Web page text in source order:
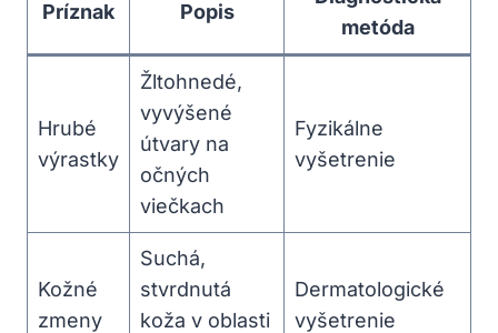
Príznak Popis
metóda
Hrubé
výrastky
Žltohnedé,⁤
vyvýšené
útvary na
očných
viečkach
Fyzikálne
vyšetrenie
Kožné
zmeny
Suchá,
stvrdnutá
koža v oblasti
Dermatologické
vyšetrenie